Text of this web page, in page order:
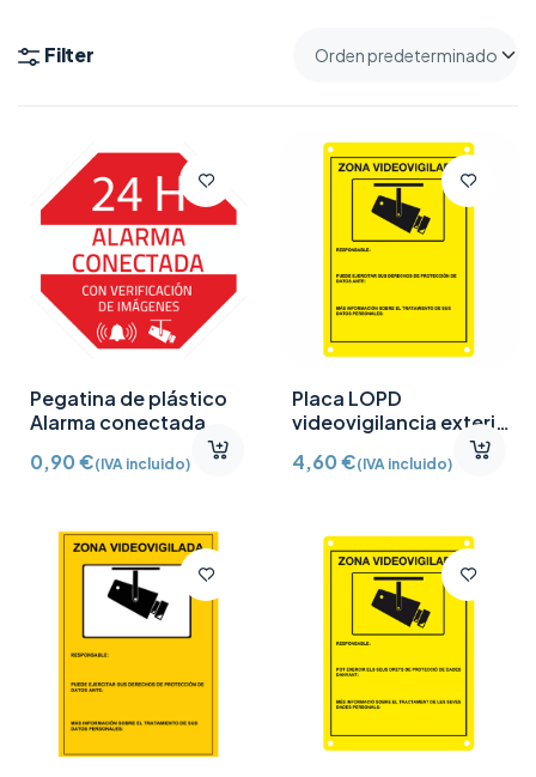
Filter
Pegatina de plástico
Alarma conectada
0,90€(IVA incluido)
Placa LOPD
videovigilancia exterior
4,60€(IVA incluido)